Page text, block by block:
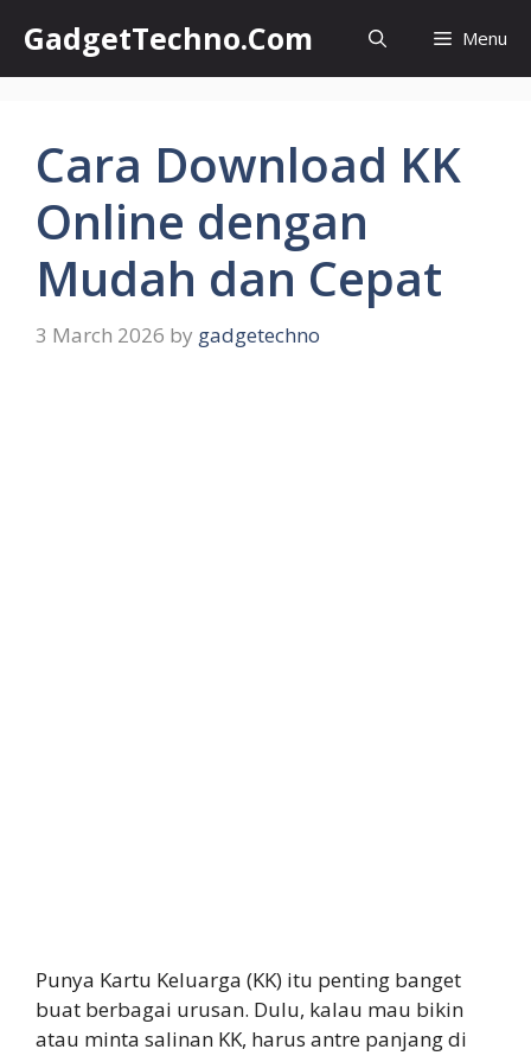
content
GadgetTechno.Com Menu
Cara Download KK
Online dengan
Mudah dan Cepat
3 March 2026 by gadgetechno
Punya Kartu Keluarga (KK) itu penting banget
buat berbagai urusan. Dulu, kalau mau bikin
atau minta salinan KK, harus antre panjang di